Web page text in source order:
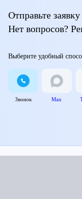
Отправьте
Нет вопросов?
Выберите удобный
Звонок Max